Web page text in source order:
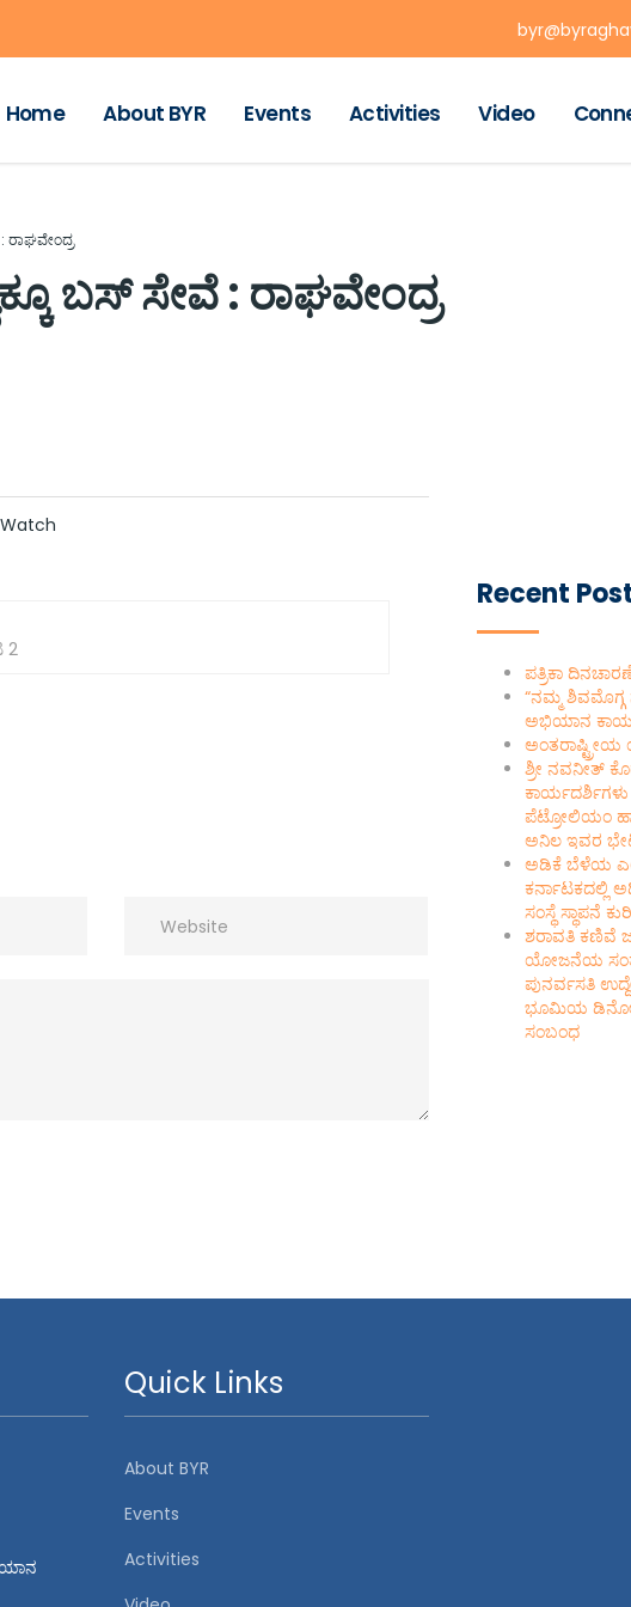
Home About BYR Events Activities Video
ಬಸ್ ಸೇವೆ : ರಾಘವೇಂದ್ರ
2
Recent
ಪತ್ರಿಕಾ
“ನಮ್ಮ
ಅಭಿಯಾನ
ಶ್ರೀ ನವನೀತ್
ಕಾರ್ಯದರ್ಶಿಗಳು
ಪೆಟ್ರೋಲಿಯಂ
ಅನಿಲ ಇವರ
ಅಡಿಕೆ ಬೆಳೆಯ
ಕರ್ನಾಟಕದಲ್ಲಿ
ಸಂಸ್ಥೆ ಸ್ಥಾಪನೆ
ಶರಾವತಿ ಕಣಿವೆ
ಯೋಜನೆಯ
ಪುನರ್ವಸತಿ
ಭೂಮಿಯ
ಸಂಬಂಧ
Quick Links
About BYR
Events
Activities